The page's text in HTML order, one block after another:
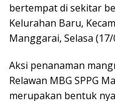
bertempat di sekitar
Kelurahan Baru,
Manggarai, Selasa
Aksi penanaman
Relawan MBG SPPG
merupakan bentuk